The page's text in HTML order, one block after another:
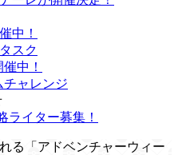
中！
タスク
中！
チャレンジ
ライター募集！
る「アドベンチャーウィー